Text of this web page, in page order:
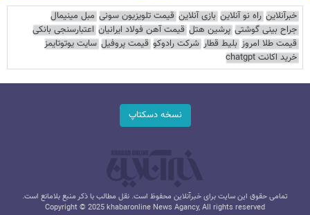
خبرآنلاین راه نو آنلاین بازی آنلاین قیمت تلویزیون سونی مبل مینیمال
جراح بینی گوشتی پرشین هتل قیمت آهن فولاد ایرانیان اعتبارسنجی بانکی
قیمت طلا امروز بلیط قطار شرکت رادوکو قیمت پروفیل سایت یوتوتایمز
خرید اکانت chatgpt
نسخه دسکتاپ
تمامی حقوق این سایت برای خبرآنلاین محفوظ است. نقل مطالب با ذکر منبع بلامانع است.
Copyright © 2025 khabaronline News Agancy, All rights reserved